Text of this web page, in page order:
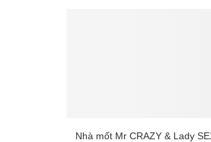
Nhà mốt Mr CRAZY & Lady